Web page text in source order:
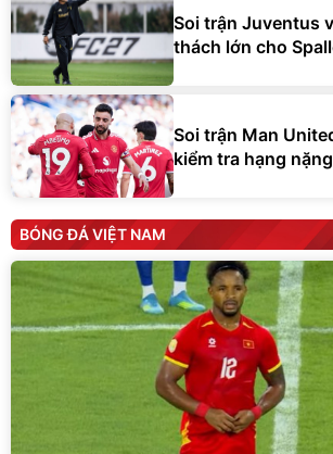
Soi trận Juventus
thách lớn cho
Soi trận Man
kiểm tra hạng
BÓNG ĐÁ VIỆT NAM